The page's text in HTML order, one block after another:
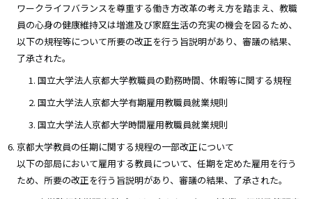
ワークライフバランスを尊重する働き方改革の考え方を踏まえ、教職
員の心身の健康維持又は増進及び家庭生活の充実の機会を図るため、
以下の規程等について所要の改正を行う旨説明があり、審議の結果、
了承された。
国立大学法人京都大学教職員の勤務時間、休暇等に関する規程
国立大学法人京都大学有期雇用教職員就業規則
国立大学法人京都大学時間雇用教職員就業規則
京都大学教員の任期に関する規程の一部改正について
以下の部局において雇用する教員について、任期を定めた雇用を行う
ため、所要の改正を行う旨説明があり、審議の結果、了承された。